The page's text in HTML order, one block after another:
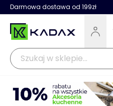
Darmowa dostawa od 199zł